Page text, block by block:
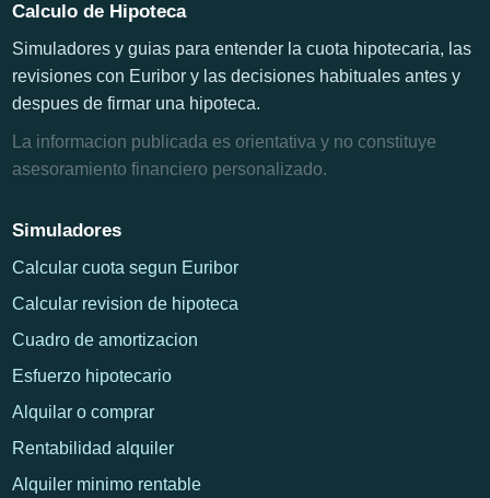
Calculo de Hipoteca
Simuladores y guias para entender la cuota hipotecaria, las
revisiones con Euribor y las decisiones habituales antes y
despues de firmar una hipoteca.
La informacion publicada es orientativa y no constituye
asesoramiento financiero personalizado.
Simuladores
Calcular cuota segun Euribor
Calcular revision de hipoteca
Cuadro de amortizacion
Esfuerzo hipotecario
Alquilar o comprar
Rentabilidad alquiler
Alquiler minimo rentable